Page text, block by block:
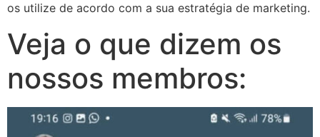
os utilize de acordo com a sua estratégia de marketing.
Veja o que dizem os
nossos membros: